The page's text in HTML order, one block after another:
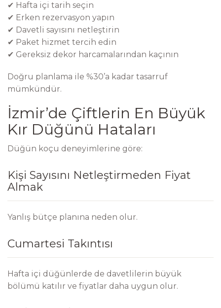
✔ Hafta içi tarih seçin
✔ Erken rezervasyon yapın
✔ Davetli sayısını netleştirin
✔ Paket hizmet tercih edin
✔ Gereksiz dekor harcamalarından kaçının
Doğru planlama ile %30’a kadar tasarruf
mümkündür.
İzmir’de Çiftlerin En Büyük
Kır Düğünü Hataları
Düğün koçu deneyimlerine göre:
Kişi Sayısını Netleştirmeden Fiyat
Almak
Yanlış bütçe planına neden olur.
Cumartesi Takıntısı
Hafta içi düğünlerde de davetlilerin büyük
bölümü katılır ve fiyatlar daha uygun olur.